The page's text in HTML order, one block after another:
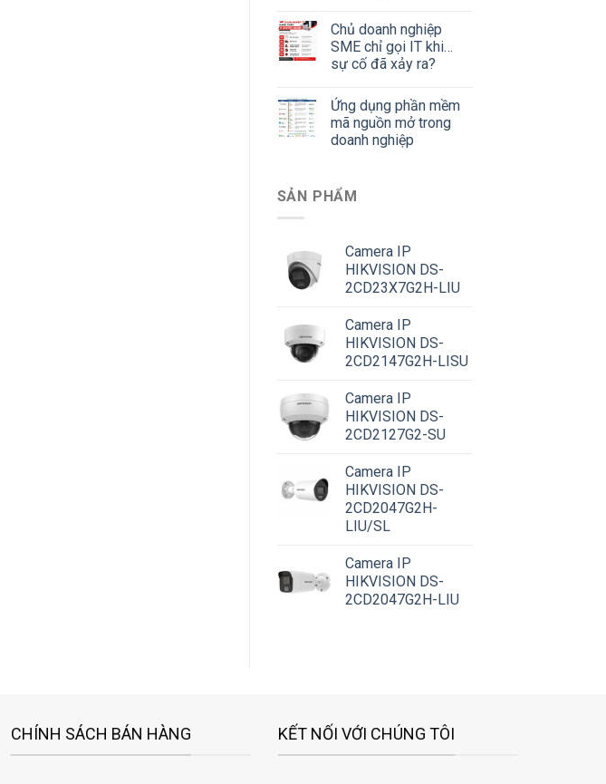
Chủ doanh nghiệp
SME chỉ gọi IT khi…
sự cố đã xảy ra?
Ứng dụng phần mềm
mã nguồn mở trong
doanh nghiệp
SẢN PHẨM
Camera IP
HIKVISION DS-
2CD23X7G2H-LIU
Camera IP
HIKVISION DS-
2CD2147G2H-LISU
Camera IP
HIKVISION DS-
2CD2127G2-SU
Camera IP
HIKVISION DS-
2CD2047G2H-
LIU/SL
Camera IP
HIKVISION DS-
2CD2047G2H-LIU
CHÍNH SÁCH BÁN HÀNG KẾT NỐI VỚI CHÚNG TÔI